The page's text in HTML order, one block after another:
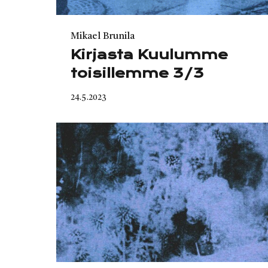
Category
Mikael Brunila
Kirjasta Kuulumme
toisillemme 3/3
Published
24.5.2023